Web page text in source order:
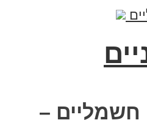
חשמליים –